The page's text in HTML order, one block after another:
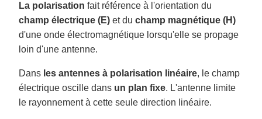
La polarisation fait référence à l'orientation du
champ électrique (E)et du champ magnétique (H)
d'une onde électromagnétique lorsqu'elle se propage
loin d'une antenne.
Dans les antennes à polarisation linéaire, le champ
électrique oscille dans un plan fixe. L'antenne limite
le rayonnement à cette seule direction linéaire.